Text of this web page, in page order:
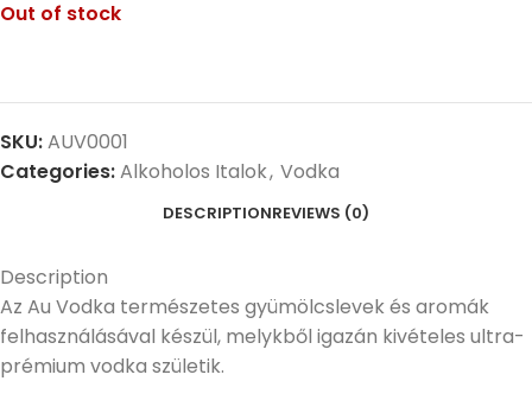
Out of stock
SKU:AUV0001
Categories:Alkoholos Italok, Vodka
DESCRIPTIONREVIEWS (0)
Description
Az Au Vodka természetes gyümölcslevek és aromák
felhasználásával készül, melykből igazán kivételes ultra-
prémium vodka születik.